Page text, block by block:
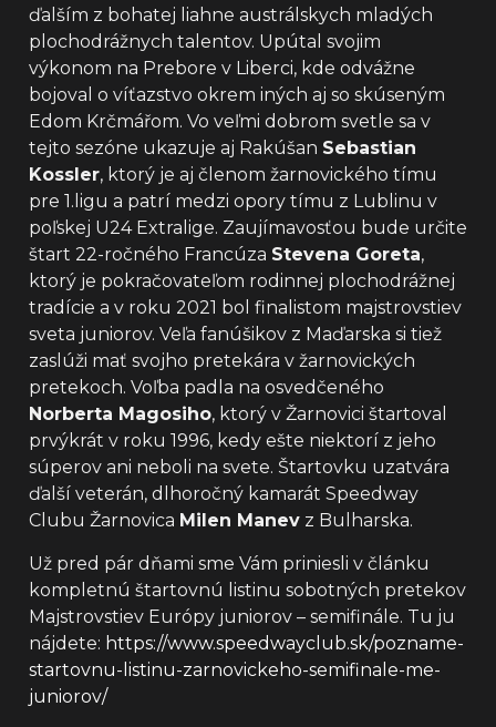
ďalším z bohatej liahne austrálskych mladých
plochodrážnych talentov. Upútal svojim
výkonom na Prebore v Liberci, kde odvážne
bojoval o víťazstvo okrem iných aj so skúseným
Edom Krčmářom. Vo veľmi dobrom svetle sa v
tejto sezóne ukazuje aj Rakúšan Sebastian
Kossler, ktorý je aj členom žarnovického tímu
pre 1.ligu a patrí medzi opory tímu z Lublinu v
poľskej U24 Extralige. Zaujímavosťou bude určite
štart 22-ročného Francúza Stevena Goreta,
ktorý je pokračovateľom rodinnej plochodrážnej
tradície a v roku 2021 bol finalistom majstrovstiev
sveta juniorov. Veľa fanúšikov z Maďarska si tiež
zaslúži mať svojho pretekára v žarnovických
pretekoch. Voľba padla na osvedčeného
Norberta Magosiho, ktorý v Žarnovici štartoval
prvýkrát v roku 1996, kedy ešte niektorí z jeho
súperov ani neboli na svete. Štartovku uzatvára
ďalší veterán, dlhoročný kamarát Speedway
Clubu Žarnovica Milen Manev z Bulharska.
Už pred pár dňami sme Vám priniesli v článku
kompletnú štartovnú listinu sobotných pretekov
Majstrovstiev Európy juniorov – semifinále. Tu ju
nájdete: https://www.speedwayclub.sk/pozname-
startovnu-listinu-zarnovickeho-semifinale-me-
juniorov/